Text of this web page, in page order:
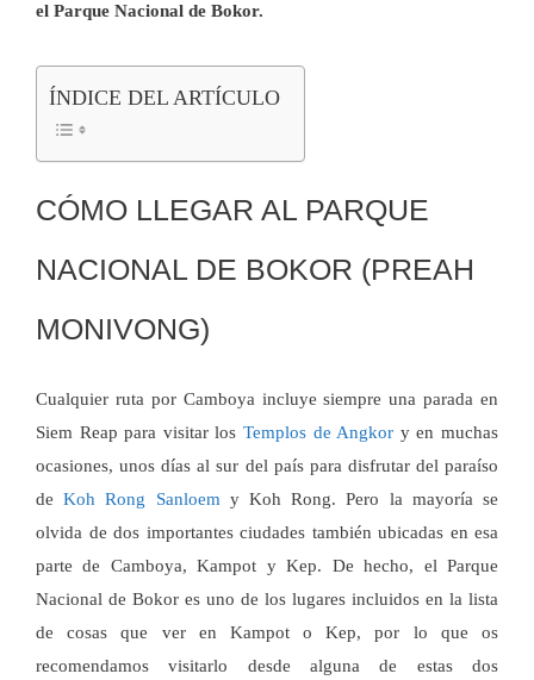
el Parque Nacional de Bokor.
ÍNDICE DEL ARTÍCULO
CÓMO LLEGAR AL PARQUE
NACIONAL DE BOKOR (PREAH
MONIVONG)
Cualquier ruta por Camboya incluye siempre una parada en
Siem Reap para visitar los Templos de Angkor y en muchas
ocasiones, unos días al sur del país para disfrutar del paraíso
deKoh Rong Sanloem y Koh Rong. Pero la mayoría se
olvida de dos importantes ciudades también ubicadas en esa
parte de Camboya, Kampot y Kep. De hecho, el Parque
Nacional de Bokor es uno de los lugares incluidos en la lista
de cosas que ver en Kampot o Kep, por lo que os
recomendamos visitarlo desde alguna de estas dos